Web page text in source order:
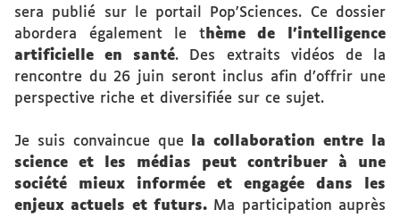
sera publié sur le portail Pop'Sciences. Ce dossier
abordera également le thème de l'intelligence
artificielle en santé. Des extraits vidéos de la
rencontre du 26 juin seront inclus afin d’offrir une
perspective riche et diversifiée sur ce sujet.
Je suis convaincue quela collaboration entre la
science et les médias peut contribuer à une
société mieux informée et engagée dans les
enjeux actuels et futurs. Ma participation auprès